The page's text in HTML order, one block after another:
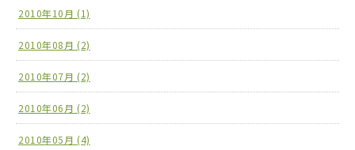
2010年10月 (1)
2010年08月 (2)
2010年07月 (2)
2010年06月 (2)
2010年05月 (4)